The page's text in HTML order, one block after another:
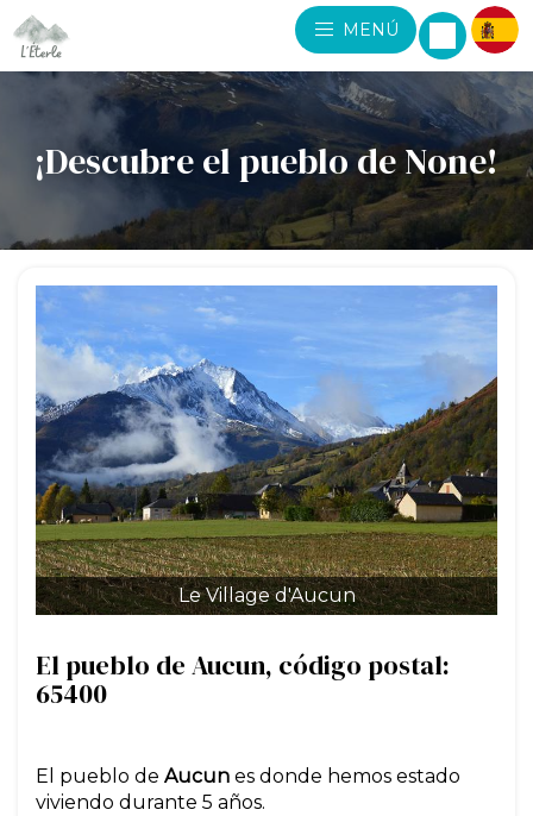
MENÚ
¡Descubre el pueblo de None!
Le Village d'Aucun
El pueblo de Aucun, código postal:
65400
El pueblo de Aucun es donde hemos estado
viviendo durante 5 años.